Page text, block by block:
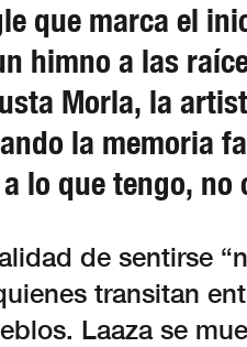
que marca el
himno a las
Morla, la
la memoria
lo que tengo, no
de sentirse
transitan
Laaza se